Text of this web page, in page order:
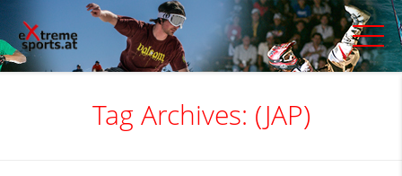
Tag Archives: (JAP)